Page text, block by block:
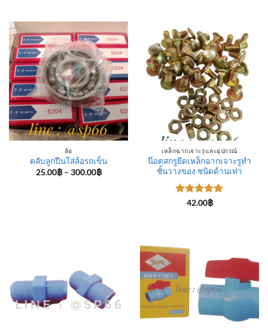
ล้อ
ตลับลูกปืนใส่ล้อรถเข็น
25.00฿ – 300.00฿Price
เหล็กฉากเจาะรูและอุปกรณ์
น๊อตสกรูยึดเหล็กฉากเจาะรูทำ
ชั้นวางของ ชนิดด้านเท่า
ให้คะแนน
42.00฿